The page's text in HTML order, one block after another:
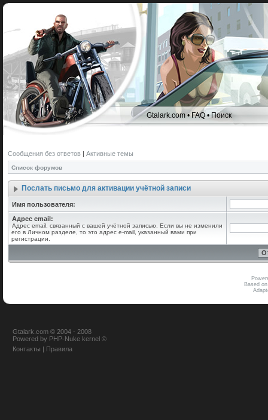
Gtalark.com •FAQ•Поиск
Сообщения без ответов | Активные темы
Список форумов
Послать письмо для активации учётной записи
Имя пользователя:
Адрес email:
Адрес email, связанный с вашей учётной записью. Если вы не изменили
его в Личном разделе, то это адрес e-mail, указанный вами при
регистрации.
Based
Gtalark.com © 2004 - 2008
Powered by PHP-Nuke kernel ©
Контакты | Правила